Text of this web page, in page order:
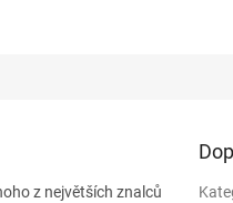
z největších znalců